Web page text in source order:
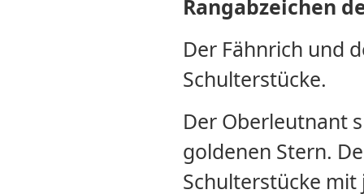
Rangabzeichen
Der Fähnrich und
Schulterstücke.
Der Oberleutnant
goldenen Stern.
Schulterstücke mit